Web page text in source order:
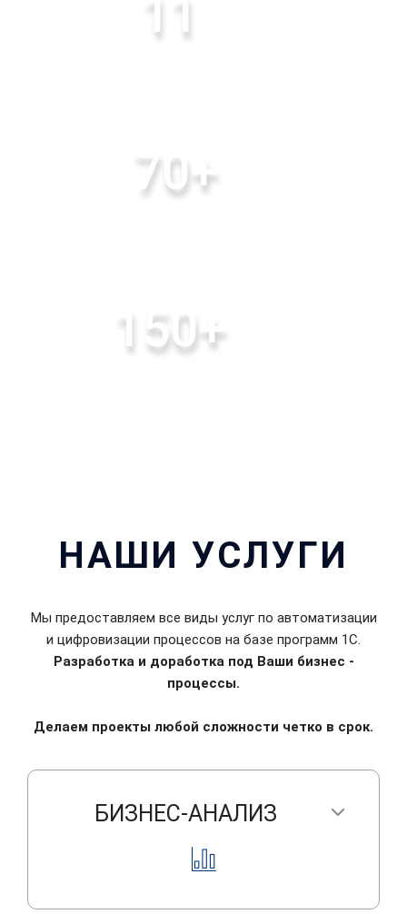
11
70+
150+
НАШИ УСЛУГИ
Мы предоставляем все виды услуг по автоматизации
и цифровизации процессов на базе программ 1С.
Разработка и доработка под Ваши бизнес -
процессы.
Делаем проекты любой сложности четко в срок.
БИЗНЕС-АНАЛИЗ